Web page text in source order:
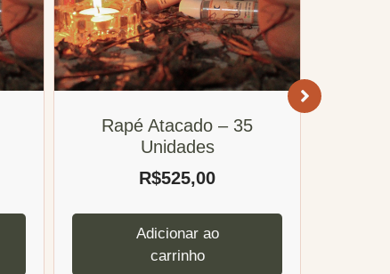
Rapé Atacado – 35
Unidades
R$525,00
Adicionar ao
carrinho